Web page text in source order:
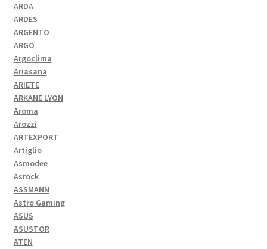
ARDA
ARDES
ARGENTO
ARGO
Argoclima
Ariasana
ARIETE
ARKANE LYON
Aroma
Arozzi
ARTEXPORT
Artiglio
Asmodee
Asrock
ASSMANN
Astro Gaming
ASUS
ASUSTOR
ATEN